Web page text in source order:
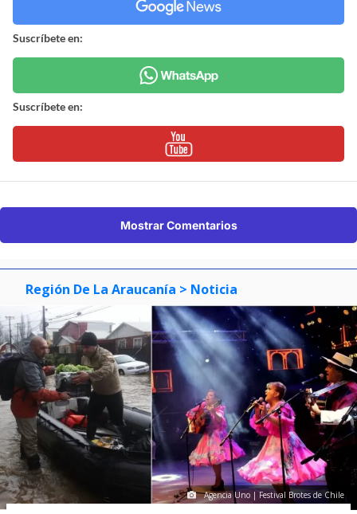
Suscríbete en:
Suscríbete en:
Mostrar Comentarios
Región De La Araucanía > Noticia
Agencia Uno | Festival Brotes de Chile